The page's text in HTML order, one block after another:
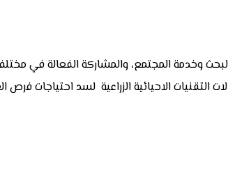
وخدمة المجتمع، والمشاركة الفعالة في مختلف
الاحيائية الزراعية لسد احتياجات فرص